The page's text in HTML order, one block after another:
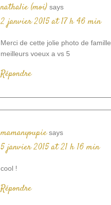
nathalie (moi) says
2 janvier 2015 at 17 h 46 min
Merci de cette jolie photo de famille
meilleurs voeux a vs 5
Répondre
mamanyoupie says
5 janvier 2015 at 21 h 16 min
cool !
Répondre